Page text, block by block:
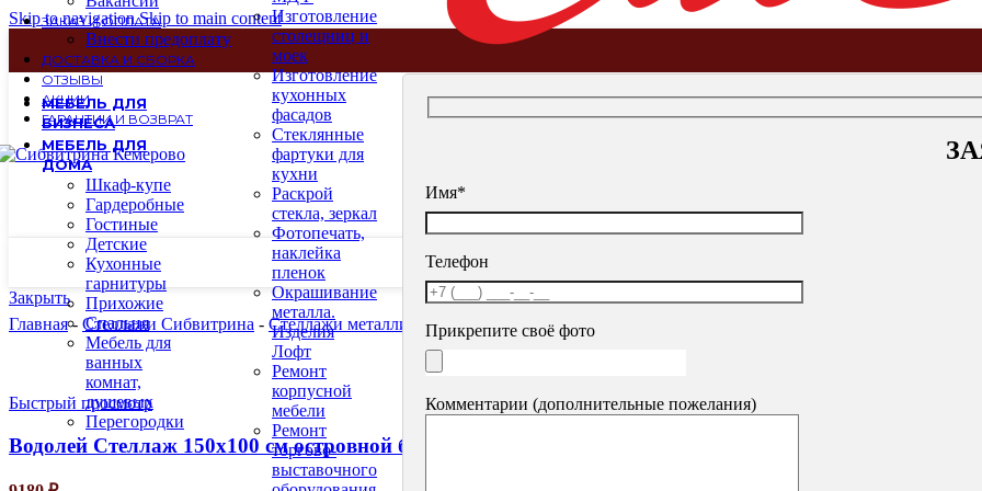
Skip to navigationSkip to main content
ЗАКАЗ И ОПЛАТА
Внести предоплату
ДОСТАВКА И СБОРКА
ОТЗЫВЫ
АКЦИИ
ГАРАНТИИ И ВОЗВРАТ
МЕБЕЛЬ ДЛЯ
БИЗНЕСА
МЕБЕЛЬ ДЛЯ
ДОМА
Шкаф-купе
Гардеробные
Гостиные
Детские
Кухонные
гарнитуры
Прихожие
Спальня
Мебель для
ванных
комнат,
душевых
Перегородки
Изготовление
столещниц и
моек
Изготовление
кухонных
фасадов
Стеклянные
фартуки для
кухни
Раскрой
стекла, зеркал
Фотопечать,
наклейка
пленок
Окрашивание
металла.
Изделия
Лофт
Ремонт
корпусной
мебели
Ремонт
торгово-
выставочного
Имя*
Телефон
Прикрепите своё фото
Комментарии (дополнительные пожелания)
Закрыть
Главная- Стеллажи Сибвитрина - Стеллажи металлические-Водолей-Водолей типовые
Быстрый просмотр
Водолей Стеллаж 150х100 см островной без полок, в связке